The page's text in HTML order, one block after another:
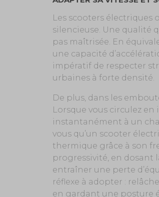
Les scooters électriques
silencieuse. Une qualité
pas maîtrisée. En
une capacité
impératif de respecter
urbaines à forte densité.
De plus, dans les
Lorsque vous circulez
instantanément à un
vous qu’un scooter
thermique grâce à son
progressivité, en dosant
entraîner une perte
réflexe à adopter :
en gardant une posture